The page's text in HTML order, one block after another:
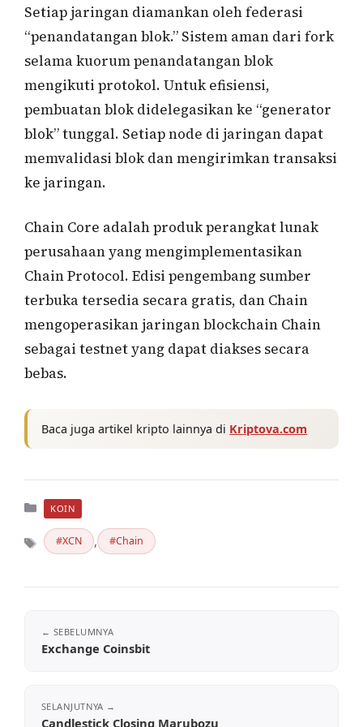
Setiap jaringan diamankan oleh federasi
“penandatangan blok.” Sistem aman dari fork
selama kuorum penandatangan blok
mengikuti protokol. Untuk efisiensi,
pembuatan blok didelegasikan ke “generator
blok” tunggal. Setiap node di jaringan dapat
memvalidasi blok dan mengirimkan transaksi
ke jaringan.
Chain Core adalah produk perangkat lunak
perusahaan yang mengimplementasikan
Chain Protocol. Edisi pengembang sumber
terbuka tersedia secara gratis, dan Chain
mengoperasikan jaringan blockchain Chain
sebagai testnet yang dapat diakses secara
bebas.
Baca juga artikel kripto lainnya di Kriptova.com
Kategori
KOIN
Tag XCN , Chain
Exchange Coinsbit
Candlestick Closing Marubozu